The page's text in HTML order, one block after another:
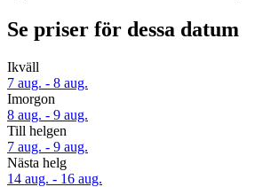
Se priser för dessa datum
Ikväll
7 aug. - 8 aug.
Imorgon
8 aug. - 9 aug.
Till helgen
7 aug. - 9 aug.
Nästa helg
14 aug. - 16 aug.